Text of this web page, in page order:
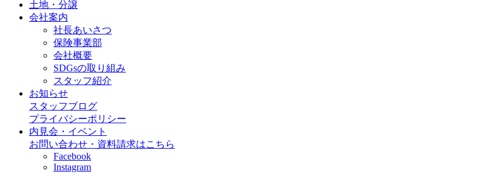
土地・分譲
会社案内
社長あいさつ
保険事業部
会社概要
SDGsの取り組み
スタッフ紹介
お知らせ
スタッフブログ
プライバシーポリシー
内見会・イベント
お問い合わせ・資料請求はこちら
Facebook
Instagram